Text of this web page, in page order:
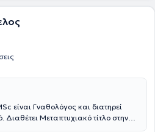
επιστημονικών συνεδρίων
είναι Γναθολόγος και διατηρεί
Διαθέτει Μεταπτυχιακό τίτλο στην